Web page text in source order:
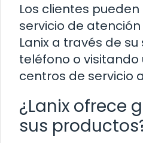
Los clientes
servicio de
Lanix a través de
teléfono o visitando
centros de servicio
¿Lanix ofrece
sus